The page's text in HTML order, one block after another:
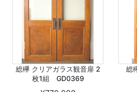
総欅 クリアガラス観音扉 2
枚1組 GD0369
総